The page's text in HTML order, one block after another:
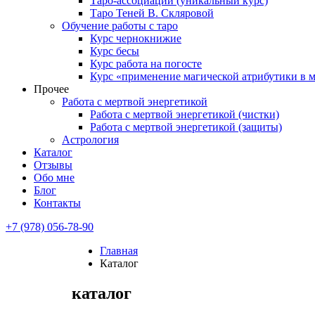
Таро Теней В. Скляровой
Обучение работы с таро
Курс чернокнижие
Курс бесы
Курс работа на погосте
Курс «применение магической атрибутики в
Прочее
Работа с мертвой энергетикой
Работа с мертвой энергетикой (чистки)
Работа с мертвой энергетикой (защиты)
Астрология
Каталог
Отзывы
Обо мне
Блог
Контакты
+7 (978) 056-78-90
Главная
Каталог
каталог